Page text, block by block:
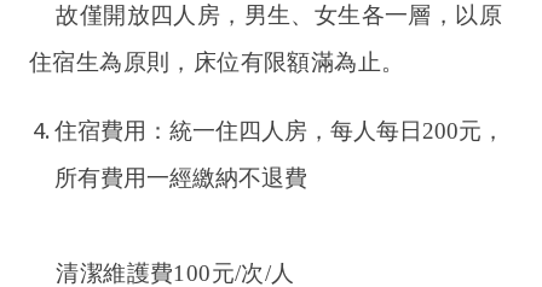
故僅開放四人房，男生、女生各一層，以原
住宿生為原則，床位有限額滿為止。
住宿費用：統一住四人房，每人每日200元，
所有費用一經繳納不退費
清潔維護費100元/次/人